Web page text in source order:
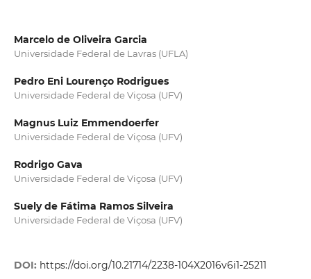
Marcelo de Oliveira Garcia
Universidade Federal de Lavras (UFLA)
Pedro Eni Lourenço Rodrigues
Universidade Federal de Viçosa (UFV)
Magnus Luiz Emmendoerfer
Universidade Federal de Viçosa (UFV)
Rodrigo Gava
Universidade Federal de Viçosa (UFV)
Suely de Fátima Ramos Silveira
Universidade Federal de Viçosa (UFV)
DOI: https://doi.org/10.21714/2238-104X2016v6i1-25211